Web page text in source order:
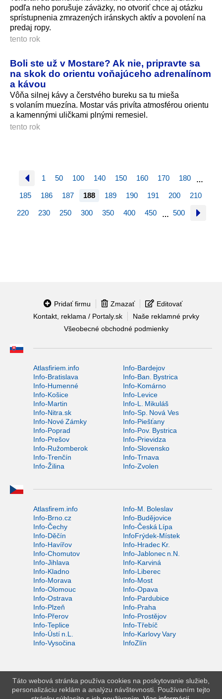
podľa neho porušuje záväzky, no otvoriť chce aj otázku
sprístupnenia zmrazených iránskych aktív a povolení na
predaj ropy.
tento rok
Boli ste už v Mostare? Ak nie, pripravte sa
na skok do orientu voňajúceho adrenalínom
a kávou
Vôňa silnej kávy a čerstvého bureku sa tu mieša
s volaním muezína. Mostar vás privíta atmosférou orientu
a kamennými uličkami plnými remesiel.
tento rok
1 50 100 140 150 160 170 180 …
185 186 187 188 189 190 191 200 210
220 230 250 300 350 400 450 … 500
Pridať firmu Zmazať
Editovať
Kontakt, reklama / Portaly.sk
Naše reklamné prvky
Všeobecné obchodné podmienky
Atlasfiriem.info
Info-Bardejov
Info-Bratislava
Info-Ban. Bystrica
Info-Humenné
Info-Komárno
Info-Košice
Info-Levice
Info-Martin
Info-L. Mikuláš
Info-Nitra.sk
Info-Sp. Nová Ves
Info-Nové Zámky
Info-Piešťany
Info-Poprad
Info-Pov. Bystrica
Info-Prešov
Info-Prievidza
Info-Ružomberok
Info-Slovensko
Info-Trenčín
Info-Trnava
Info-Žilina
Info-Zvolen
Atlasfirem.info
Info-M. Boleslav
Info-Brno.cz
Info-Budějovice
Info-Čechy
Info-Česká Lípa
Info-Děčín
InfoFrýdek-Místek
Info-Havířov
Info-Hradec Kr.
Info-Chomutov
Info-Jablonec n.N.
Info-Jihlava
Info-Karviná
Info-Kladno
Info-Liberec
Info-Morava
Info-Most
Info-Olomouc
Info-Opava
Info-Ostrava
Info-Pardubice
Info-Plzeň
Info-Praha
Info-Přerov
Info-Prostějov
Info-Teplice
Info-Třebíč
Info-Ústí n.L.
Info-Karlovy Vary
Info-Vysočina
InfoZlín
Táto webová stránka používa cookies na poskytovanie služieb,
personalizáciu reklám a analýzu návštevnosti. Používaním tejto